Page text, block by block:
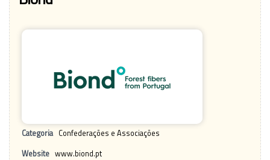
Categoria Confederações e Associações
Website www.biond.pt